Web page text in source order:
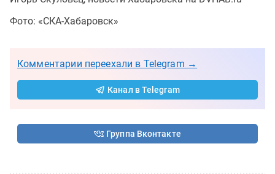
Фото: «СКА-Хабаровск»
Комментарии переехали в Telegram →
Канал в Telegram
Группа Вконтакте